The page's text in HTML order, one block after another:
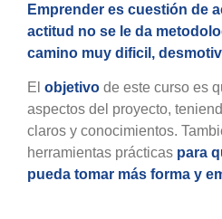
Emprender es cuestión de
actitud no se le da
camino muy dificil,
El objetivo de este curso es
aspectos del proyecto,
claros y conocimientos.
herramientas prácticas para
pueda tomar más forma y